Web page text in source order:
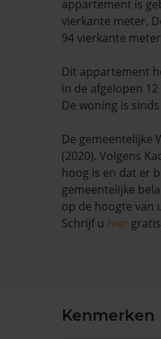
appartement is
vierkante meter.
94 vierkante
Dit appartement
in de afgelopen
De woning is
De gemeentelijke
(2020). Volgens
hoog is en dat er
gemeentelijke
op de hoogte van
Schrijf u hier
Kenmerken